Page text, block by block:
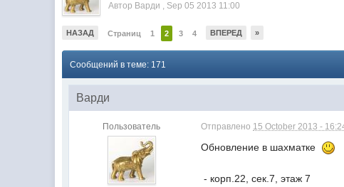
Автор Варди , Sep 05 2013 11:00
НАЗАД Страниц 1 2 3 4 ВПЕРЕД »
Сообщений в теме: 171
Варди
Пользователь Отправлено 15 October 2013 -
Обновление в шахматке
- корп.22, сек.7, этаж 7